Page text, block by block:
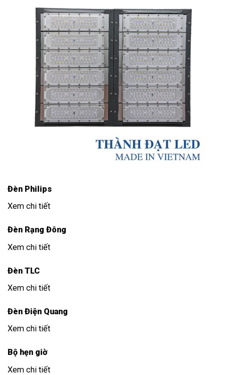
Đèn Philips
Xem chi tiết
Đèn Rạng Đông
Xem chi tiết
Đèn TLC
Xem chi tiết
Đèn Điện Quang
Xem chi tiết
Bộ hẹn giờ
Xem chi tiết